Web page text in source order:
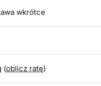
wkrótce
(oblicz ratę)